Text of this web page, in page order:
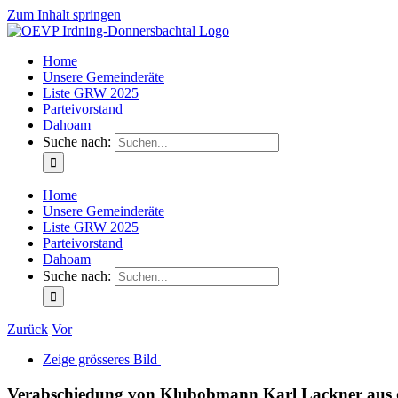
Zum Inhalt springen
Home
Unsere Gemeinderäte
Liste GRW 2025
Parteivorstand
Dahoam
Suche nach:
Home
Unsere Gemeinderäte
Liste GRW 2025
Parteivorstand
Dahoam
Suche nach:
Zurück Vor
Zeige grösseres Bild
Verabschiedung von Klubobmann Karl Lackner aus